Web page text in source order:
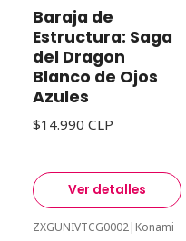
Baraja de
Estructura: Saga
del Dragon
Blanco de Ojos
Azules
$14.990 CLP
Ver detalles
ZXGUNIVTCG0002| Konami